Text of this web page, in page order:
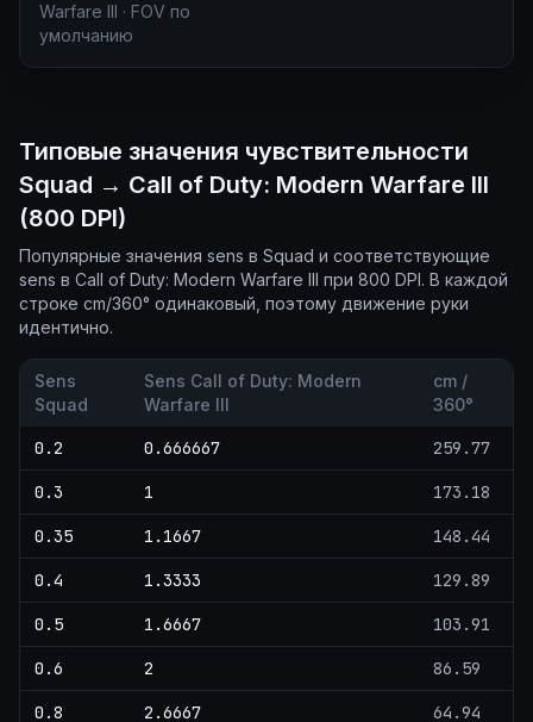
Warfare III · FOV по
умолчанию
Типовые значения чувствительности
Squad → Call of Duty: Modern Warfare III
(800 DPI)
Популярные значения sens в Squad и соответствующие
sens в Call of Duty: Modern Warfare III при 800 DPI. В каждой
строке cm/360° одинаковый, поэтому движение руки
идентично.
Sens
Squad
Sens Call of Duty: Modern
Warfare III
cm /
360°
0.2 0.666667 259.77
0.3 1 173.18
0.35 1.1667 148.44
0.4 1.3333 129.89
0.5 1.6667 103.91
0.6 2 86.59
0.8 2.6667 64.94